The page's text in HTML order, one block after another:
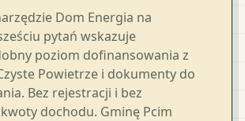
Dom Energia na
pytań wskazuje
poziom dofinansowania z
Powietrze i dokumenty do
Bez rejestracji i bez
dochodu. Gminę Pcim